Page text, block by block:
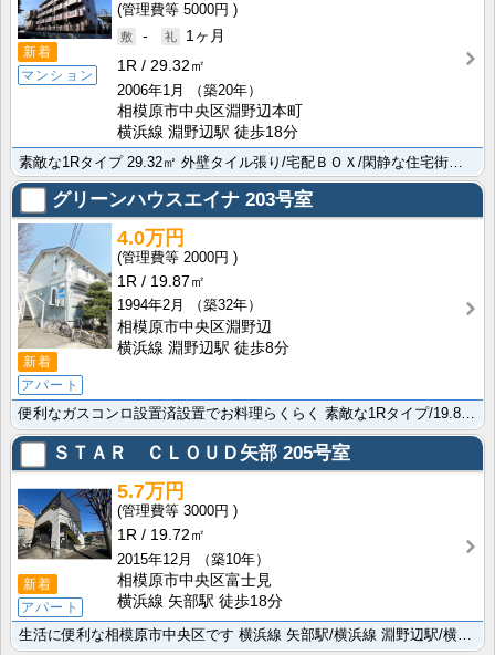
新着
マンション
5000円
-
1ヶ月
1R
29.32㎡
2006年1月
（築20年）
相模原市中央区淵野辺本町
横浜線 淵野辺駅 徒歩18分
グリーンハウスエイナ 203号室
新着
アパート
4.0万円
2000円
1R
19.87㎡
1994年2月
（築32年）
相模原市中央区淵野辺
横浜線 淵野辺駅 徒歩8分
便利なガスコンロ設置済設置でお料理らくらく 素敵な1Rタイプ/19.87㎡/陽当たり良好の過ごしやす･･･
ＳＴＡＲ ＣＬＯＵＤ矢部 205号室
新着
アパート
5.7万円
3000円
1R
19.72㎡
2015年12月
（築10年）
相模原市中央区富士見
横浜線 矢部駅 徒歩18分
生活に便利な相模原市中央区です 横浜線 矢部駅/横浜線 淵野辺駅/横浜線 相模原駅と複数駅利用可能な･･･